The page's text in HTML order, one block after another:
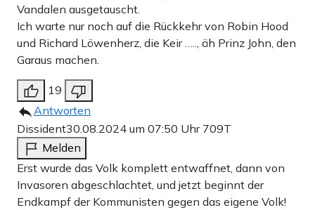
Vandalen ausgetauscht.
Ich warte nur noch auf die Rückkehr von Robin Hood
und Richard Löwenherz, die Keir ….., äh Prinz John, den
Garaus machen.
19
Antworten
Dissident30.08.2024 um 07:50 Uhr 709T
Melden
Erst wurde das Volk komplett entwaffnet, dann von
Invasoren abgeschlachtet, und jetzt beginnt der
Endkampf der Kommunisten gegen das eigene Volk!